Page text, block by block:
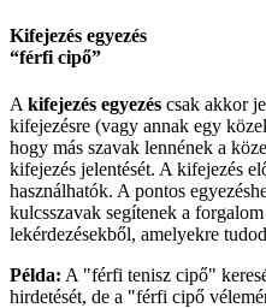
Kifejezés egyezés
“férfi cipő”
A kifejezés egyezés csak akkor
kifejezésre (vagy annak egy
hogy más szavak lennének a
kifejezés jelentését. A kifejezés
használhatók. A pontos
kulcsszavak segítenek a
lekérdezésekből, amelyekre
Példa: A "férfi tenisz cipő"
hirdetését, de a "férfi cipő